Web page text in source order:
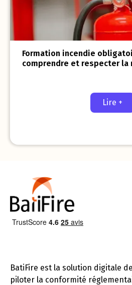
Formation incendie
comprendre et respecter
Lire +
BatiFire est la solution digitale
piloter la conformité